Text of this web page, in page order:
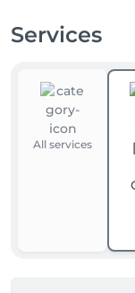
Behandlungen. 🤍
Services
All services